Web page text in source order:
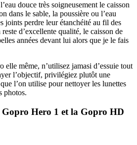
douce très soigneusement le caisson
dans le sable, la poussière ou l’eau
joints perdre leur étanchéité au fil des
d’excellente qualité, le caisson de
années devant lui alors que je le fais
elle même, n’utilisez jamasi d’essuie tout
l’objectif, privilégiez plutôt une
l’on utilise pour nettoyer les lunettes
photos.
Hero 1 et la Gopro HD